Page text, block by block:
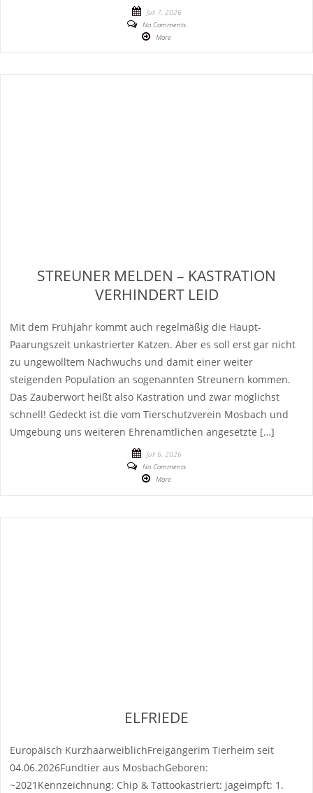
Juli 7, 2026
No Comments
More
STREUNER MELDEN – KASTRATION
VERHINDERT LEID
Mit dem Frühjahr kommt auch regelmäßig die Haupt-
Paarungszeit unkastrierter Katzen. Aber es soll erst gar nicht
zu ungewolltem Nachwuchs und damit einer weiter
steigenden Population an sogenannten Streunern kommen.
Das Zauberwort heißt also Kastration und zwar möglichst
schnell! Gedeckt ist die vom Tierschutzverein Mosbach und
Umgebung uns weiteren Ehrenamtlichen angesetzte […]
Juli 6, 2026
No Comments
More
ELFRIEDE
Europäisch KurzhaarweiblichFreigängerim Tierheim seit
04.06.2026Fundtier aus MosbachGeboren:
~2021Kennzeichnung: Chip & Tattookastriert: jageimpft: 1.